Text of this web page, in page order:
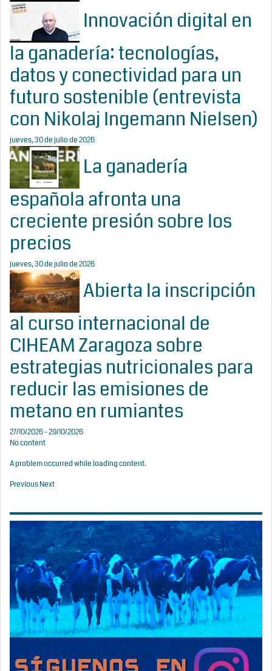
Innovación digital en
la ganadería: tecnologías,
datos y conectividad para un
futuro sostenible (entrevista
con Nikolaj Ingemann Nielsen)
jueves, 30 de julio de 2026
La ganadería
española afronta una
creciente presión sobre los
precios
jueves, 30 de julio de 2026
Abierta la inscripción
al curso internacional de
CIHEAM Zaragoza sobre
estrategias nutricionales para
reducir las emisiones de
metano en rumiantes
27/10/2026 - 29/10/2026
No content
A problem occurred while loading content.
PreviousNext